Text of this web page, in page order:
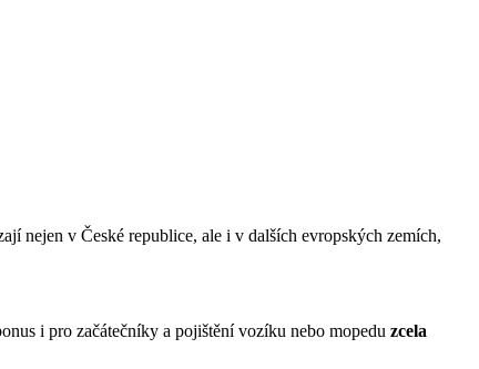
nejen v České republice, ale i v dalších evropských zemích,
i pro začátečníky a pojištění vozíku nebo mopedu zcela